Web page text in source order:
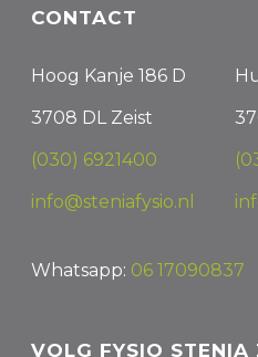
CONTACT
Hoog Kanje 186 D
3708 DL Zeist
(030) 6921400
info@steniafysio.nl
Whatsapp: 06 17090837
VOLG FYSIO STENIA